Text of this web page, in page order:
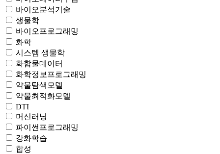
바이오분석기술
생물학
바이오프로그래밍
화학
시스템 생물학
화합물데이터
화학정보프로그래밍
약물탐색모델
약물최적화모델
DTI
머신러닝
파이썬프로그래밍
강화학습
합성